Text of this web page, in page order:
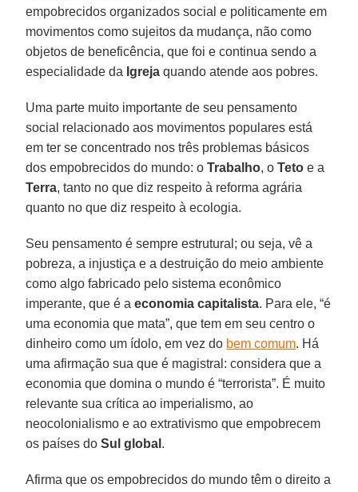
empobrecidos organizados social e politicamente em
movimentos como sujeitos da mudança, não como
objetos de beneficência, que foi e continua sendo a
especialidade da Igreja quando atende aos pobres.
Uma parte muito importante de seu pensamento
social relacionado aos movimentos populares está
em ter se concentrado nos três problemas básicos
dos empobrecidos do mundo: oTrabalho, oTeto e a
Terra, tanto no que diz respeito à reforma agrária
quanto no que diz respeito à ecologia.
Seu pensamento é sempre estrutural; ou seja, vê a
pobreza, a injustiça e a destruição do meio ambiente
como algo fabricado pelo sistema econômico
imperante, que é aeconomia capitalista. Para ele, “é
uma economia que mata”, que tem em seu centro o
dinheiro como um ídolo, em vez do bem comum. Há
uma afirmação sua que é magistral: considera que a
economia que domina o mundo é “terrorista”. É muito
relevante sua crítica ao imperialismo, ao
neocolonialismo e ao extrativismo que empobrecem
os países doSul global .
Afirma que os empobrecidos do mundo têm o direito a